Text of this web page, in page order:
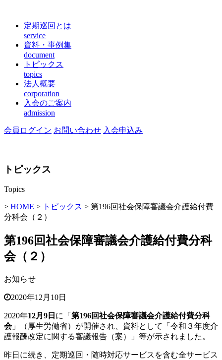
定期巡回とは
service
資料・事例集
document
トピックス
topics
法人概要
corporation
入会のご案内
admission
会員ログイン お問い合わせ 入会申込み
トピックス
Topics
> HOME > トピックス > 第196回社会保障審議会介護給付費
分科会（２）
第196回社会保障審議会介護給付費分科
会（２）
お知らせ
2020年12月10日
2020年12月9日 に「 第196回社会保障審議会介護給付費分科
会」（厚生労働省）が開催され、資料として「令和３年度介
護報酬改定に関する審議報告（案）」等が示されました。
昨日に続き、定期巡回・随時対応サービスを含む全サービス